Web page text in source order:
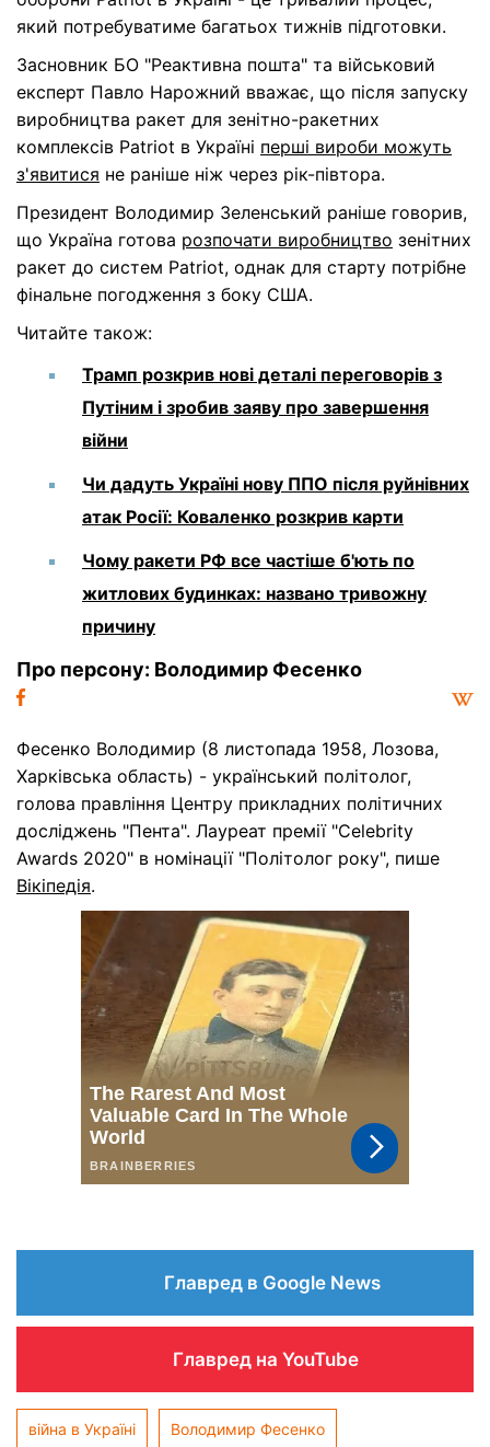
який потребуватиме багатьох тижнів підготовки.
Засновник БО "Реактивна пошта" та військовий
експерт Павло Нарожний вважає, що після запуску
виробництва ракет для зенітно-ракетних
комплексів Patriot в Україні перші вироби можуть
з'явитися не раніше ніж через рік-півтора.
Президент Володимир Зеленський раніше говорив,
що Україна готова розпочати виробництво зенітних
ракет до систем Patriot, однак для старту потрібне
фінальне погодження з боку США.
Читайте також:
Трамп розкрив нові деталі переговорів з
Путіним і зробив заяву про завершення
війни
Чи дадуть Україні нову ППО після руйнівних
атак Росії: Коваленко розкрив карти
Чому ракети РФ все частіше б'ють по
житлових будинках: названо тривожну
причину
Про персону: Володимир Фесенко
Фесенко Володимир (8 листопада 1958, Лозова,
Харківська область) - український політолог,
голова правління Центру прикладних політичних
досліджень "Пента". Лауреат премії "Celebrity
Awards 2020" в номінації "Політолог року", пише
Вікіпедія.
Главред в Google News
Главред на YouTube
війна в Україні Володимир Фесенко